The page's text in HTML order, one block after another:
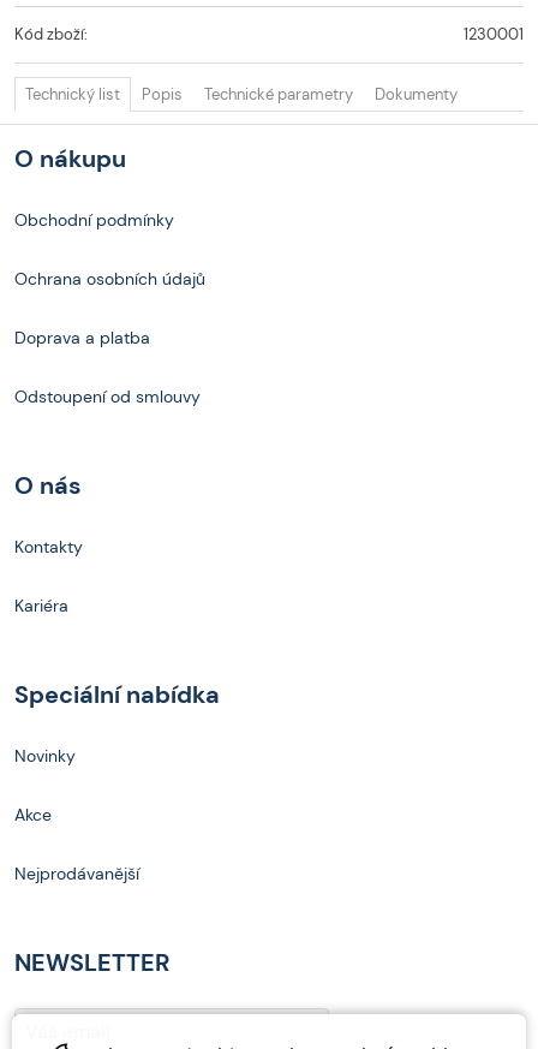
Kód zboží: 1230001
Technický list Popis Technické parametry Dokumenty
O nákupu
Obchodní podmínky
Ochrana osobních údajů
Doprava a platba
Odstoupení od smlouvy
O nás
Kontakty
Kariéra
Speciální nabídka
Novinky
Akce
Nejprodávanější
NEWSLETTER